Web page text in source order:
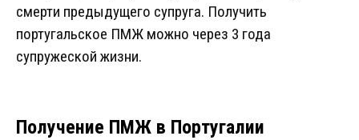
смерти предыдущего супруга. Получить
португальское ПМЖ можно через 3 года
супружеской жизни.
Получение ПМЖ в Португалии